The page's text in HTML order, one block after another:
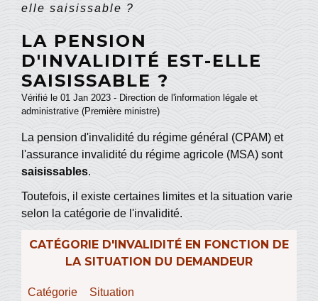
elle saisissable ?
LA PENSION
D'INVALIDITÉ EST-ELLE
SAISISSABLE ?
Vérifié le 01 Jan 2023 - Direction de l'information légale et
administrative (Première ministre)
La pension d'invalidité du régime général (CPAM) et
l'assurance invalidité du régime agricole (MSA) sont
saisissables.
Toutefois, il existe certaines limites et la situation varie
selon la catégorie de l'invalidité.
CATÉGORIE D'INVALIDITÉ EN FONCTION DE
LA SITUATION DU DEMANDEUR
Catégorie Situation